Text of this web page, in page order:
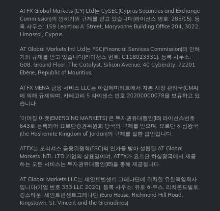
ATFX Global Markets (CY) Ltd는 CySEC(Cyprus Securities and Exchange
Commission)의 인허가와 규제를 받고 있습니다(라이선스 번호: 285/15). 등
록 사무소: 159 Leontiou A’ Street, Maryvonne Building Office 204, 3022,
Limassol, Cyprus.
AT Global Markets Intl Ltd는 FSC(Financial Services Commission)의 인허
가와 규제를 받고 있습니다(라이선스 번호: C118023331). 등록 사무소:
G08, Ground Floor, The Catalyst, Silicon Avenue, 40 Cybercity, 72201
Ebène, Republic of Mauritius.
ATFX MENA 금융 서비스 LLC는 아랍에미리트에서 자본 시장 관리국(CMA)
에 의해 규제되며, 카테고리 5 라이센스 번호 20200000078을 보유하고 있
습니다.
‘이머징 마켓(EMERGING MARKETS)’은 투자권유대행인(IB) 라이선스번호
643로 등록되어 요르단증권위원회 당국의 규제를 받으며, 요르단 하심왕국
(the Hashemite Kingdom of Jordan)의 규제를 필한 법인입니다.
ATFX는 모리셔스 금융위원회(FSC)의 인가를 받아 설립된 AT Global
Markets INTL LTD 기업의 상표명이며, ATFX가 요르단 하심왕국에서 제공
하는 모든 서비스는 투자권유대행인(IB)을 통해 제공됩니다.
AT Global Markets LLC는 세인트빈센트 그레나딘에 위치한 유한책임회사
입니다(기업 번호 333 LLC 2020). 등록 사무소: 유로 하우스, 리치몬드빌로,
킹스타운, 세인트빈센트그레나딘 (Euro House, Richmond Hill Road,
Kingstown, St. Vincent and the Grenadines)